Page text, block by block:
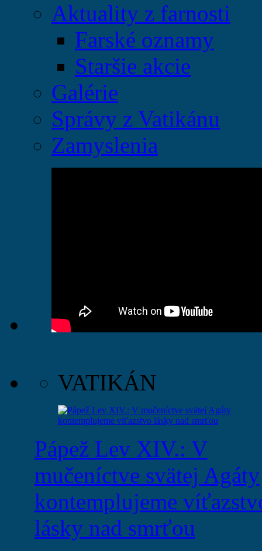
Aktuality z farnosti
Farské oznamy
Staršie akcie
Galérie
Správy z Vatikánu
Zamyslenia
VATIKÁN
Pápež Lev XIV.: V
mučeníctve svätej Agáty
kontemplujeme
lásky nad smrťou